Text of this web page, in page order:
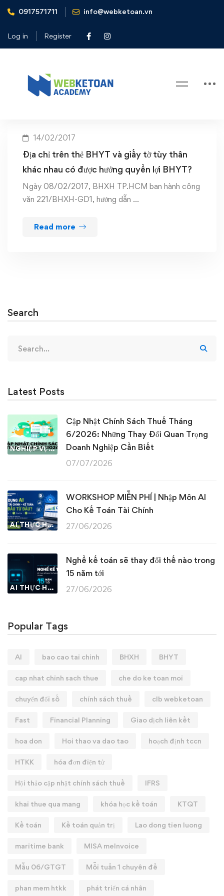
0917571711 info@webketoan.vn
Log in Register
Home Địa chỉ trên thẻ BHYT khác trên giấy tờ tùy thân
Tag: Địa chỉ trên thẻ BHYT khác
14/02/2017
Địa chỉ trên thẻ BHYT và giấy tờ tùy thân
khác nhau có được hưởng quyền lợi BHYT?
Ngày 08/02/2017, BHXH TP.HCM ban hành công
văn 221/BHXH-GD1, hướng dẫn …
Read more
Search
for:
Latest Posts
NGHIỆP VỤ KẾ TOÁN & THUẾ
Cập Nhật Chính Sách Thuế Tháng
6/2026: Những Thay Đổi Quan Trọng
Doanh Nghiệp Cần Biết
07/07/2026
AI THỰC HÀNH
WORKSHOP MIỄN PHÍ | Nhập Môn AI
Cho Kế Toán Tài Chính
27/06/2026
AI THỰC HÀNH
Nghề kế toán sẽ thay đổi thế nào trong
15 năm tới
27/06/2026
Popular Tags
AI bao cao tai chinh BHXH BHYT
cap nhat chinh sach thue che do ke toan moi
chuyển đổi số chính sách thuế clb webketoan
Fast Financial Planning Giao dịch liên kết
hoa don Hoi thao va dao tao hoạch định tccn
HTKK hóa đơn điện tử
Hội thảo cập nhật chính sách thuế IFRS
khai thue qua mang khóa học kế toán KTQT
Kế toán Kế toán quản trị Lao dong tien luong
maritime bank MISA meInvoice
Mẫu 06/GTGT Mỗi tuần 1 chuyên đề
phan mem htkk phát triển cá nhân